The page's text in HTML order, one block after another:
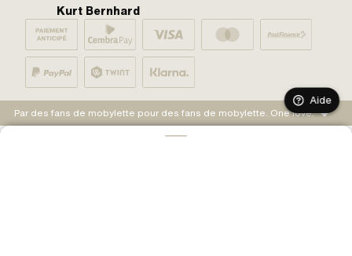
Kurt Bernhard
Par des fans de mobylette pour des fans de mobylette. One love.
Aide